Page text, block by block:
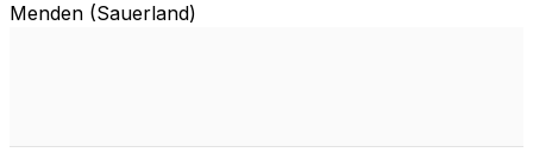
Menden (Sauerland)